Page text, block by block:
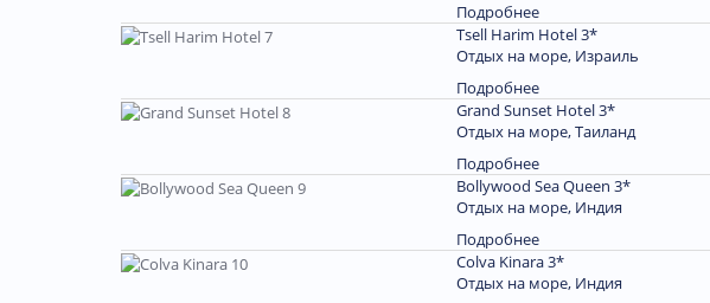
Подробнее
Tsell Harim Hotel 3*
Отдых на море, Израиль
Подробнее
Grand Sunset Hotel 3*
Отдых на море, Таиланд
Подробнее
Bollywood Sea Queen 3*
Отдых на море, Индия
Подробнее
Colva Kinara 3*
Отдых на море, Индия